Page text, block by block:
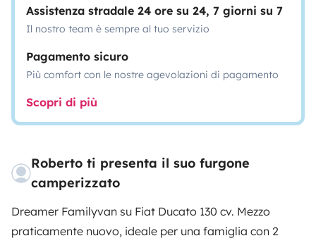
Assistenza stradale 24 ore su 24, 7 giorni su 7
Il nostro team è sempre al tuo servizio
Pagamento sicuro
Più comfort con le nostre agevolazioni di pagamento
Scopri di più
Roberto ti presenta il suo furgone
camperizzato
Dreamer Familyvan su Fiat Ducato 130 cv. Mezzo
praticamente nuovo, ideale per una famiglia con 2